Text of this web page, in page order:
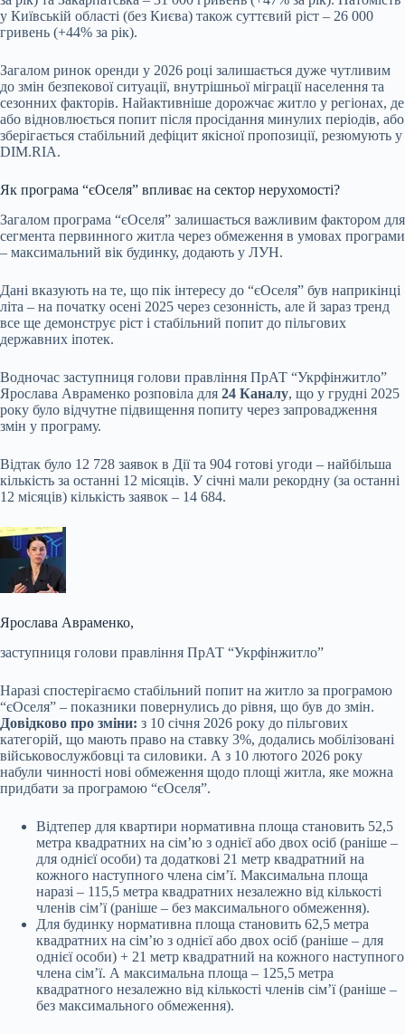
у Київській області (без Києва) також суттєвий ріст – 26 000
гривень (+44% за рік).
Загалом ринок оренди у 2026 році залишається дуже чутливим
до змін безпекової ситуації, внутрішньої міграції населення та
сезонних факторів. Найактивніше дорожчає житло у регіонах, де
або відновлюється попит після просідання минулих періодів, або
зберігається стабільний дефіцит якісної пропозиції, резюмують у
DIM.RIA.
Як програма “єОселя” впливає на сектор нерухомості?
Загалом програма “єОселя” залишається важливим фактором для
сегмента первинного житла через обмеження в умовах програми
– максимальний вік будинку, додають у ЛУН.
Дані вказують на те, що пік інтересу до “єОселя” був наприкінці
літа – на початку осені 2025 через сезонність, але й зараз тренд
все ще демонструє ріст і стабільний попит до пільгових
державних іпотек.
Водночас заступниця голови правління ПрАТ “Укрфінжитло”
Ярослава Авраменко розповіла для 24 Каналу, що у грудні 2025
року було відчутне підвищення попиту через запровадження
змін у програму.
Відтак було 12 728 заявок в Дії та 904 готові угоди – найбільша
кількість за останні 12 місяців. У січні мали рекордну (за останні
12 місяців) кількість заявок – 14 684.
Ярослава Авраменко,
заступниця голови правління ПрАТ “Укрфінжитло”
Наразі спостерігаємо стабільний попит на житло за програмою
“єОселя” – показники повернулись до рівня, що був до змін.
Довідково про зміни: з 10 січня 2026 року до пільгових
категорій, що мають право на ставку 3%, додались мобілізовані
військовослужбовці та силовики. А з 10 лютого 2026 року
набули чинності нові обмеження щодо площі житла, яке можна
придбати за програмою “єОселя”.
Відтепер для квартири нормативна площа становить 52,5
метра квадратних на сім’ю з однієї або двох осіб (раніше –
для однієї особи) та додаткові 21 метр квадратний на
кожного наступного члена сім’ї. Максимальна площа
наразі – 115,5 метра квадратних незалежно від кількості
членів сім’ї (раніше – без максимального обмеження).
Для будинку нормативна площа становить 62,5 метра
квадратних на сім’ю з однієї або двох осіб (раніше – для
однієї особи) + 21 метр квадратний на кожного наступного
члена сім’ї. А максимальна площа – 125,5 метра
квадратного незалежно від кількості членів сім’ї (раніше –
без максимального обмеження).